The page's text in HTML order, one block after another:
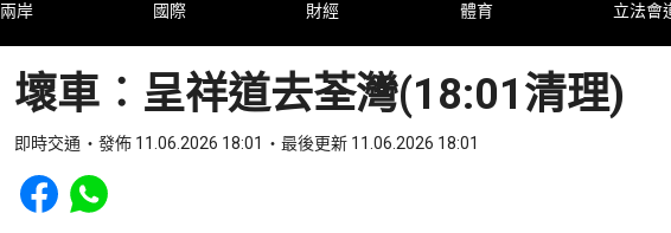
兩岸 國際 財經 體育 立法會
壞車︰呈祥道去荃灣(18:01清理)
即時交通 發佈 11.06.2026 18:01 最後更新 11.06.2026 18:01
Share to Facebook
Share to WhatsApp